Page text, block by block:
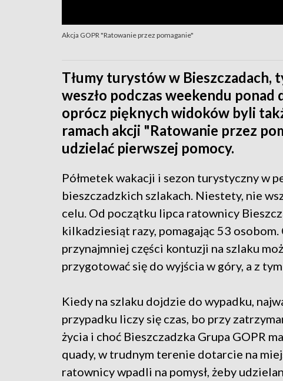
Akcja GOPR "Ratowanie przez pomaganie"
Tłumy turystów w Bieszczadach,
weszło podczas weekendu ponad
oprócz pięknych widoków byli
ramach akcji "Ratowanie przez
udzielać pierwszej pomocy.
Półmetek wakacji i sezon turystyczny w
bieszczadzkich szlakach. Niestety, nie
celu. Od początku lipca ratownicy
kilkadziesiąt razy, pomagając 53 osobom.
przynajmniej części kontuzji na szlaku
przygotować się do wyjścia w góry, a z
Kiedy na szlaku dojdzie do wypadku,
przypadku liczy się czas, bo przy
życia i choć Bieszczadzka Grupa GOPR
quady, w trudnym terenie dotarcie na
ratownicy wpadli na pomysł, żeby